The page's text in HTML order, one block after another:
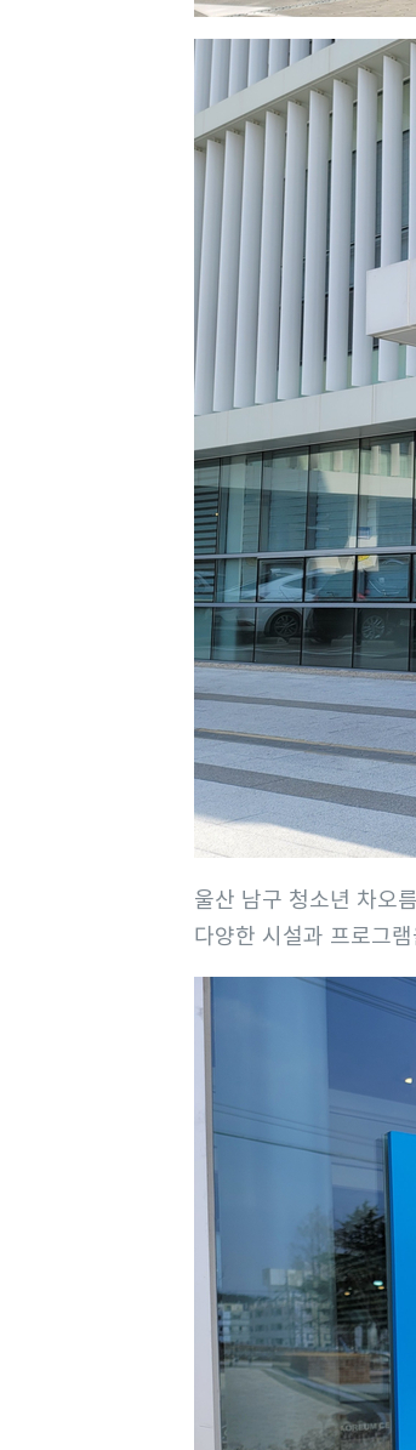
울산 남구 청소년 차오
다양한 시설과 프로그